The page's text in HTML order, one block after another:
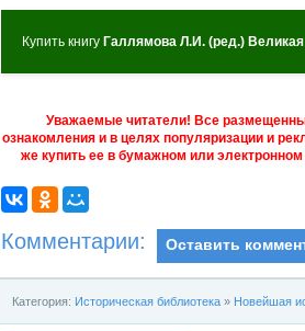
Купить книгу Галлямова Л.И. (ред.) Великая
Уважаемые читатели! Все
ознакомления и в целях популяризации и
же купить ее в бумажном или
Комментарии: Оставить
Категория: Историческая библиотека » Новейшая